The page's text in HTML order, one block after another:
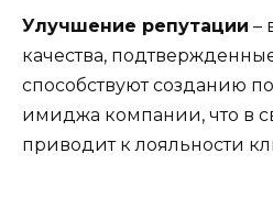
Улучшение репутации –
качества,
способствуют созданию
имиджа компании, что в
приводит к лояльности